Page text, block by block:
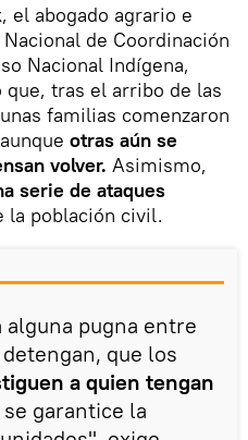
el abogado agrario e
de Coordinación
Nacional Indígena,
que, tras el arribo de las
familias comenzaron
otras aún se
volver. Asimismo,
serie de ataques
la población civil.
alguna pugna entre
que los
a quien tengan
garantice la